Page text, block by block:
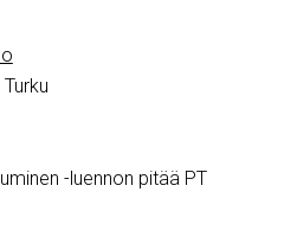
-luennon pitää PT